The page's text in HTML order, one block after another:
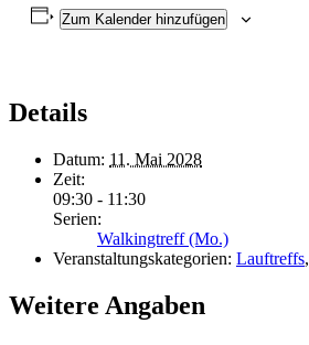
Zum Kalender hinzufügen
Details
Datum: 11. Mai 2028
Zeit:
09:30 - 11:30
Serien:
Walkingtreff (Mo.)
Veranstaltungskategorien: Lauftreffs,
Weitere Angaben